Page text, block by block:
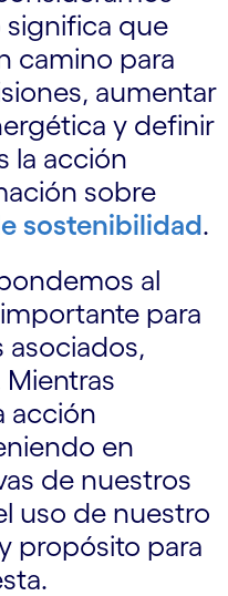
significa que
camino para
aumentar
y definir
la acción
sobre
sostenibilidad.
al
para
Mientras
acción
en
de nuestros
uso de nuestro
propósito para